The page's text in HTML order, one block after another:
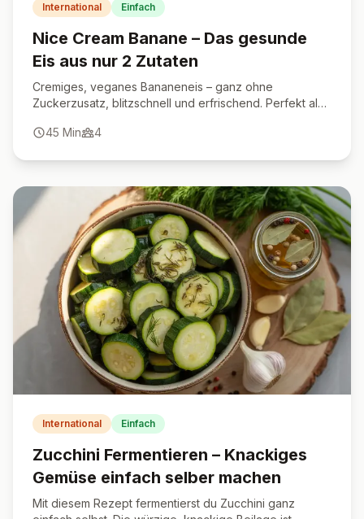
International Einfach
Nice Cream Banane – Das gesunde
Eis aus nur 2 Zutaten
Cremiges, veganes Bananeneis – ganz ohne
Zuckerzusatz, blitzschnell und erfrischend. Perfekt als
45 Min 4
International Einfach
Zucchini Fermentieren – Knackiges
Gemüse einfach selber machen
Mit diesem Rezept fermentierst du Zucchini ganz